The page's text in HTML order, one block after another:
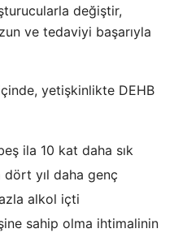
değiştir,
ve tedaviyi başarıyla
yetişkinlikte DEHB
ila 10 kat daha sık
dört yıl daha genç
alkol içti
sahip olma ihtimalinin